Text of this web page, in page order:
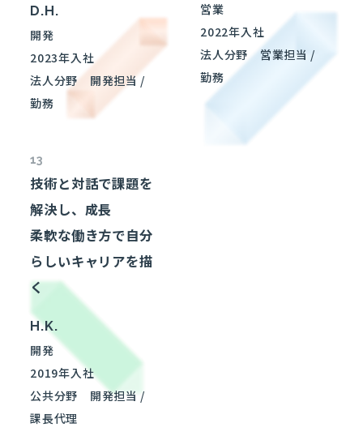
D.H.
開発
2023年入社
法人分野 開発担当 /
勤務
営業
2022年入社
法人分野営業担当 /
勤務
13
技術と対話で課題を
解決し、成長
柔軟な働き方で自分
らしいキャリアを描
く
H.K.
開発
2019年入社
公共分野 開発担当 /
課長代理